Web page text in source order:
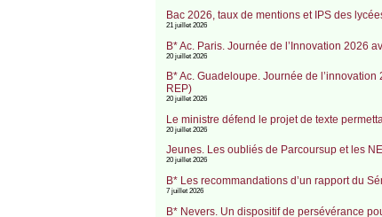
Bac 2026, taux de mentions et IPS des
21 juillet 2026
B* Ac. Paris. Journée de l’Innovation 2026
20 juillet 2026
B* Ac. Guadeloupe. Journée de
REP)
20 juillet 2026
Le ministre défend le projet de texte
20 juillet 2026
Jeunes. Les oubliés de Parcoursup et les
20 juillet 2026
B* Les recommandations d’un rapport du
7 juillet 2026
B* Nevers. Un dispositif de persévérance